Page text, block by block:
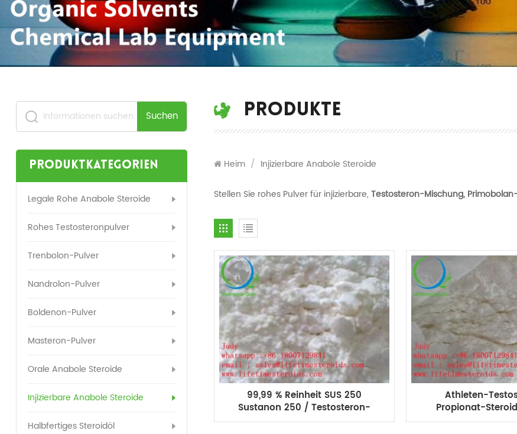
Suchen
Produktkategorien
Legale Rohe Anabole Steroide
Rohes Testosteronpulver
Trenbolon-Pulver
Nandrolon-Pulver
Boldenon-Pulver
Masteron-Pulver
Orale Anabole Steroide
Injizierbare Anabole Steroide
Halbfertiges Steroidöl
PRODUKTE
Heim / Injizierbare Anabole Steroide
Stellen Sie rohes Pulver für injizierbare,Testosteron-Mischung,
99,99 % Reinheit SUS 250
Sustanon 250 / Testosteron-
Mischung anabole Steroide
Athleten-
Propionat-
Test-P-